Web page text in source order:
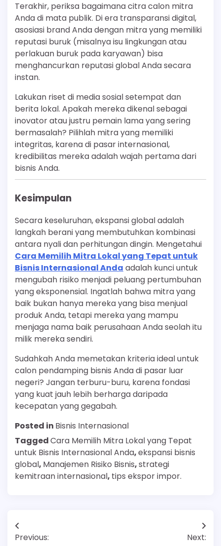
Terakhir, periksa bagaimana citra calon mitra
Anda di mata publik. Di era transparansi digital,
asosiasi brand Anda dengan mitra yang memiliki
reputasi buruk (misalnya isu lingkungan atau
perlakuan buruk pada karyawan) bisa
menghancurkan reputasi global Anda secara
instan.
Lakukan riset di media sosial setempat dan
berita lokal. Apakah mereka dikenal sebagai
inovator atau justru pemain lama yang sering
bermasalah? Pilihlah mitra yang memiliki
integritas, karena di pasar internasional,
kredibilitas mereka adalah wajah pertama dari
bisnis Anda.
Kesimpulan
Secara keseluruhan, ekspansi global adalah
langkah berani yang membutuhkan kombinasi
antara nyali dan perhitungan dingin. Mengetahui
Cara Memilih Mitra Lokal yang Tepat untuk
Bisnis Internasional Anda adalah kunci untuk
mengubah risiko menjadi peluang pertumbuhan
yang eksponensial. Ingatlah bahwa mitra yang
baik bukan hanya mereka yang bisa menjual
produk Anda, tetapi mereka yang mampu
menjaga nama baik perusahaan Anda seolah itu
milik mereka sendiri.
Sudahkah Anda memetakan kriteria ideal untuk
calon pendamping bisnis Anda di pasar luar
negeri? Jangan terburu-buru, karena fondasi
yang kuat jauh lebih berharga daripada
kecepatan yang gegabah.
Posted in Bisnis Internasional
TaggedCara Memilih Mitra Lokal yang Tepat
untuk Bisnis Internasional Anda,ekspansi bisnis
global, Manajemen Risiko Bisnis,strategi
kemitraan internasional, tips ekspor impor.
Post
Previous:
Next: